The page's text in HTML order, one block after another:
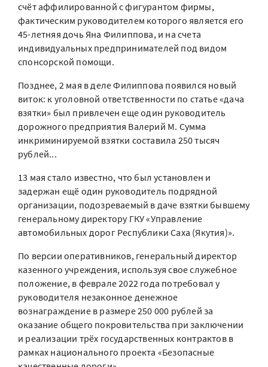
счёт аффилированной с фигурантом фирмы,
фактическим руководителем которого является его
45-летняя дочь Яна Филиппова, и на счета
индивидуальных предпринимателей под видом
спонсорской помощи.
Позднее, 2 мая в деле Филиппова появился новый
виток: к уголовной ответственности по статье «дача
взятки» был привлечен еще один руководитель
дорожного предприятия Валерий М. Сумма
инкриминируемой взятки составила 250 тысяч
рублей...
13 мая стало известно, что был установлен и
задержан ещё один руководитель подрядной
организации, подозреваемый в даче взятки бывшему
генеральному директору ГКУ «Управление
автомобильных дорог Республики Саха (Якутия)».
По версии оперативников, генеральный директор
казенного учреждения, используя свое служебное
положение, в феврале 2022 года потребовал у
руководителя незаконное денежное
вознаграждение в размере 250 000 рублей за
оказание общего покровительства при заключении
и реализации трёх государственных контрактов в
рамках национального проекта «Безопасные